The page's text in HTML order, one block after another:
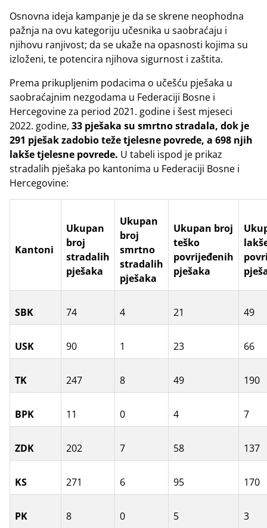
Osnovna ideja kampanje je da se skrene neophodna
pažnja na ovu kategoriju učesnika u saobraćaju i
njihovu ranjivost; da se ukaže na opasnosti kojima su
izloženi, te potencira njihova sigurnost i zaštita.
Prema prikupljenim podacima o učešću pješaka u
saobraćajnim nezgodama u Federaciji Bosne i
Hercegovine za period 2021. godine i šest mjeseci
2022. godine, 33 pješaka su smrtno stradala, dok je
291 pješak zadobio teže tjelesne povrede, a 698 njih
lakše tjelesne povrede. U tabeli ispod je prikaz
stradalih pješaka po kantonima u Federaciji Bosne i
Hercegovine:
Kantoni
Ukupan
broj
stradalih
pješaka
Ukupan
broj
smrtno
stradalih
pješaka
Ukupan broj
teško
povrijeđenih
pješaka
SBK 74 4 21 49
USK 90 1 23 66
TK 247 8 49 190
BPK 11 0 4 7
ZDK 202 7 58 137
KS 271 6 95 170
PK 8 0 5 3